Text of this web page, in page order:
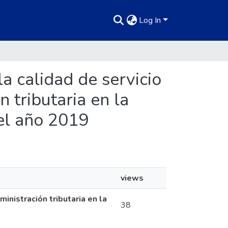
Log In
calidad de servicio
tributaria en la
año 2019
views
tributaria en la
38